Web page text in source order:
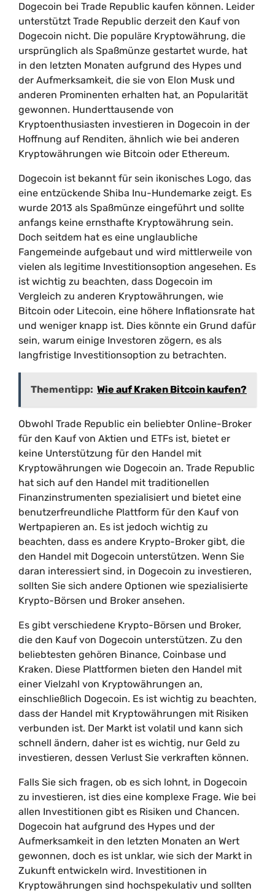
Dogecoin bei Trade Republic kaufen können. Leider
unterstützt Trade Republic derzeit den Kauf von
Dogecoin nicht. Die populäre Kryptowährung, die
ursprünglich als Spaßmünze gestartet wurde, hat
in den letzten Monaten aufgrund des Hypes und
der Aufmerksamkeit, die sie von Elon Musk und
anderen Prominenten erhalten hat, an Popularität
gewonnen. Hunderttausende von
Kryptoenthusiasten investieren in Dogecoin in der
Hoffnung auf Renditen, ähnlich wie bei anderen
Kryptowährungen wie Bitcoin oder Ethereum.
Dogecoin ist bekannt für sein ikonisches Logo, das
eine entzückende Shiba Inu-Hundemarke zeigt. Es
wurde 2013 als Spaßmünze eingeführt und sollte
anfangs keine ernsthafte Kryptowährung sein.
Doch seitdem hat es eine unglaubliche
Fangemeinde aufgebaut und wird mittlerweile von
vielen als legitime Investitionsoption angesehen. Es
ist wichtig zu beachten, dass Dogecoin im
Vergleich zu anderen Kryptowährungen, wie
Bitcoin oder Litecoin, eine höhere Inflationsrate hat
und weniger knapp ist. Dies könnte ein Grund dafür
sein, warum einige Investoren zögern, es als
langfristige Investitionsoption zu betrachten.
Thementipp: Wie auf Kraken Bitcoin kaufen?
Obwohl Trade Republic ein beliebter Online-Broker
für den Kauf von Aktien und ETFs ist, bietet er
keine Unterstützung für den Handel mit
Kryptowährungen wie Dogecoin an. Trade Republic
hat sich auf den Handel mit traditionellen
Finanzinstrumenten spezialisiert und bietet eine
benutzerfreundliche Plattform für den Kauf von
Wertpapieren an. Es ist jedoch wichtig zu
beachten, dass es andere Krypto-Broker gibt, die
den Handel mit Dogecoin unterstützen. Wenn Sie
daran interessiert sind, in Dogecoin zu investieren,
sollten Sie sich andere Optionen wie spezialisierte
Krypto-Börsen und Broker ansehen.
Es gibt verschiedene Krypto-Börsen und Broker,
die den Kauf von Dogecoin unterstützen. Zu den
beliebtesten gehören Binance, Coinbase und
Kraken. Diese Plattformen bieten den Handel mit
einer Vielzahl von Kryptowährungen an,
einschließlich Dogecoin. Es ist wichtig zu beachten,
dass der Handel mit Kryptowährungen mit Risiken
verbunden ist. Der Markt ist volatil und kann sich
schnell ändern, daher ist es wichtig, nur Geld zu
investieren, dessen Verlust Sie verkraften können.
Falls Sie sich fragen, ob es sich lohnt, in Dogecoin
zu investieren, ist dies eine komplexe Frage. Wie bei
allen Investitionen gibt es Risiken und Chancen.
Dogecoin hat aufgrund des Hypes und der
Aufmerksamkeit in den letzten Monaten an Wert
gewonnen, doch es ist unklar, wie sich der Markt in
Zukunft entwickeln wird. Investitionen in
Kryptowährungen sind hochspekulativ und sollten